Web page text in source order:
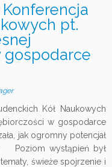
pt.
gospodarce
Kół Naukowych
w gospodarce
jak ogromny potencjał
Poziom wystąpień był
świeże spojrzenie i